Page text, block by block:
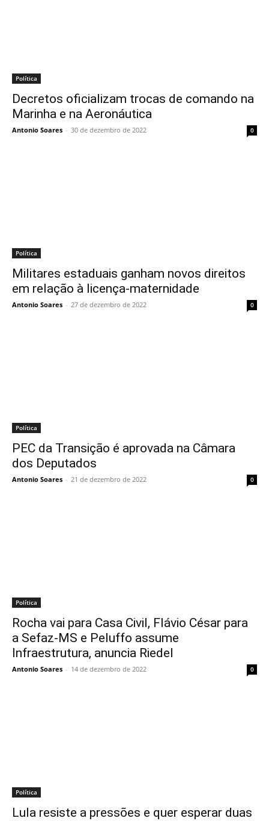
Política
Decretos oficializam trocas de comando na
Marinha e na Aeronáutica
Antonio Soares - 30 de dezembro de 2022 0
Política
Militares estaduais ganham novos direitos
em relação à licença-maternidade
Antonio Soares - 27 de dezembro de 2022 0
Política
PEC da Transição é aprovada na Câmara
dos Deputados
Antonio Soares - 21 de dezembro de 2022 0
Política
Rocha vai para Casa Civil, Flávio César para
a Sefaz-MS e Peluffo assume
Infraestrutura, anuncia Riedel
Antonio Soares - 14 de dezembro de 2022 0
Política
Lula resiste a pressões e quer esperar duas